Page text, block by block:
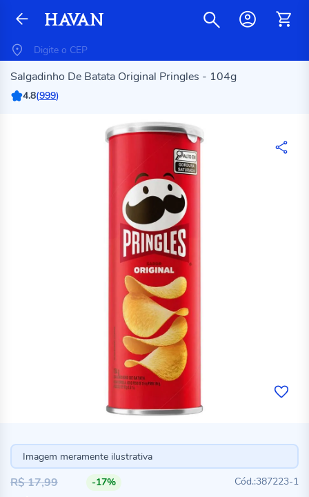
Salgadinho De Batata Original Pringles - 104g
4.8(999)
Imagem meramente ilustrativa
-17%
387223-1
R$ 17,99